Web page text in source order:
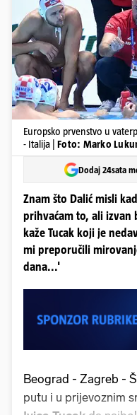
Europsko prvenstvo u
- Italija | Foto: Marko
Dodaj 24sata
Znam što Dalić misli
prihvaćam to, ali izvan
kaže Tucak koji je
mi preporučili
dana...'
Beograd - Zagreb -
putu i u prijevoznim